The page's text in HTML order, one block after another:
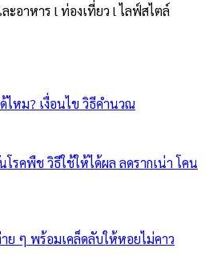
อาหาร l ท่องเที่ยว l ไลฟ์สไตล์
หม? เงื่อนไข วิธีคำนวณ
โรคพืช วิธีใช้ให้ได้ผล ลดรากเน่า โคน
ย ๆ พร้อมเคล็ดลับให้หอยไม่คาว